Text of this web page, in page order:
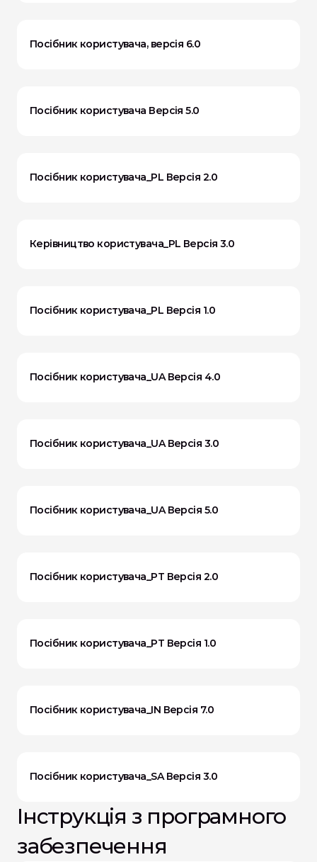
Посібник користувача, версія 6.0
Посібник користувача Версія 5.0
Посібник користувача_PL Версія 2.0
Керівництво користувача_PL Версія 3.0
Посібник користувача_PL Версія 1.0
Посібник користувача_UA Версія 4.0
Посібник користувача_UA Версія 3.0
Посібник користувача_UA Версія 5.0
Посібник користувача_PT Версія 2.0
Посібник користувача_PT Версія 1.0
Посібник користувача_IN Версія 7.0
Посібник користувача_SA Версія 3.0
Інструкція з програмного
забезпечення